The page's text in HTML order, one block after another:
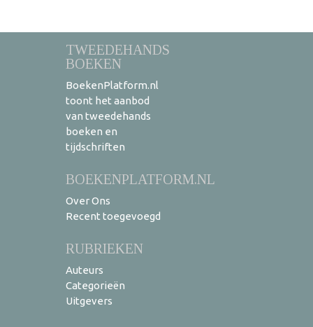
TWEEDEHANDS
BOEKEN
BoekenPlatform.nl
toont het aanbod
van tweedehands
boeken en
tijdschriften
BOEKENPLATFORM.NL
Over Ons
Recent toegevoegd
RUBRIEKEN
Auteurs
Categorieën
Uitgevers